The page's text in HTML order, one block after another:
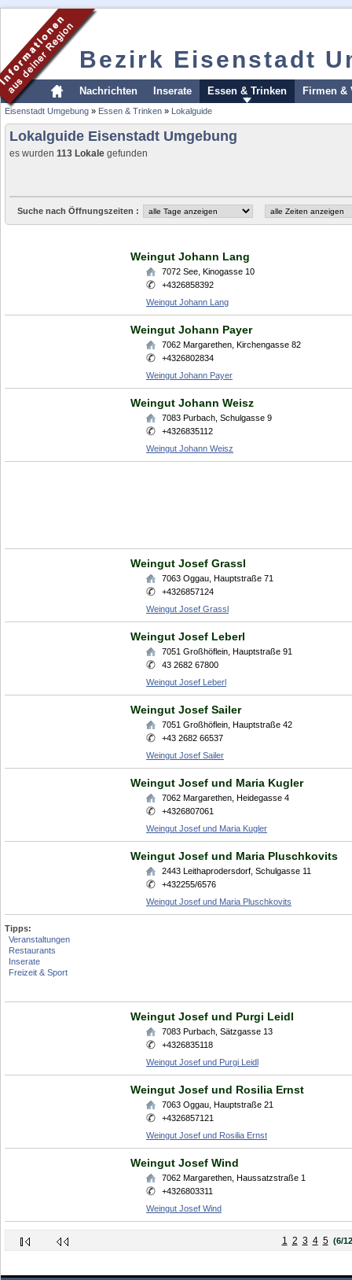
Bezirk Eisenstadt
Nachrichten Inserate Essen & Trinken Firmen &
Eisenstadt Umgebung » Essen & Trinken » Lokalguide
Lokalguide Eisenstadt Umgebung
es wurden 113 Lokale gefunden
Suche nach Öffnungszeiten :
Weingut Johann Lang
7072 See Kinogasse 10
+4326858392
Weingut Johann Lang
Weingut Johann Payer
7062 Margarethen Kirchengasse 82
+4326802834
Weingut Johann Payer
Weingut Johann Weisz
7083 Purbach Schulgasse 9
+4326835112
Weingut Johann Weisz
Weingut Josef Grassl
7063 Oggau Hauptstraße 71
+4326857124
Weingut Josef Grassl
Weingut Josef Leberl
7051 Großhöflein Hauptstraße 91
43 2682 67800
Weingut Josef Leberl
Weingut Josef Sailer
7051 Großhöflein Hauptstraße 42
+43 2682 66537
Weingut Josef Sailer
Weingut Josef und Maria Kugler
7062 Margarethen Heidegasse 4
+4326807061
Weingut Josef und Maria Kugler
Weingut Josef und Maria Pluschkovits
2443 Leithaprodersdorf Schulgasse 11
+432255/6576
Weingut Josef und Maria Pluschkovits
Tipps:
Veranstaltungen
Restaurants
Inserate
Freizeit & Sport
Weingut Josef und Purgi Leidl
7083 Purbach Sätzgasse 13
+4326835118
Weingut Josef und Purgi Leidl
Weingut Josef und Rosilia Ernst
7063 Oggau Hauptstraße 21
+4326857121
Weingut Josef und Rosilia Ernst
Weingut Josef Wind
7062 Margarethen Haussatzstraße 1
+4326803311
Weingut Josef Wind
1 2 3 4 5 (6/